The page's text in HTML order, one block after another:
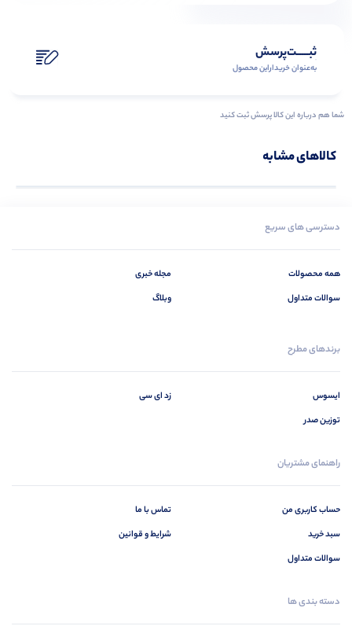
ثبـــــت‌پرسش
به‌عنوان ‌خریدار‌این‌ محصول
شما هم درباره این کالا پرسش ثبت کنید
کالاهای مشابه
دسترسی های سریع
همه محصولات
سوالات متداول
مجله خبری
وبلاگ
برندهای مطرح
ایسوس
توزین صدر
زد ای سی
راهنمای مشتریان
حساب کاربری من
سبد خرید
سوالات متداول
تماس با ما
شرایط و قوانین
دسته بندی ها